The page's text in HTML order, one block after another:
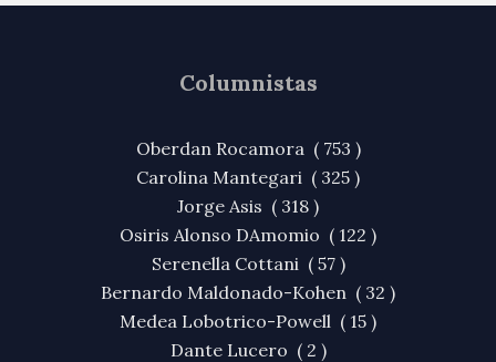
Columnistas
Oberdan Rocamora ( 753 )
Carolina Mantegari ( 325 )
Jorge Asis ( 318 )
Osiris Alonso DAmomio ( 122 )
Serenella Cottani ( 57 )
Bernardo Maldonado-Kohen ( 32 )
Medea Lobotrico-Powell ( 15 )
Dante Lucero ( 2 )